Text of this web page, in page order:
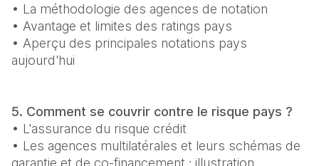
• La méthodologie des agences de notation
• Avantage et limites des ratings pays
• Aperçu des principales notations pays
aujourd'hui
5. Comment se couvrir contre le risque pays ?
• L'assurance du risque crédit
• Les agences multilatérales et leurs schémas de
garantie et de co-financement : illustration